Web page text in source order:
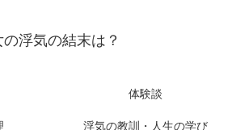
の浮気の結末は？
体験談
浮気の教訓・人生の学び